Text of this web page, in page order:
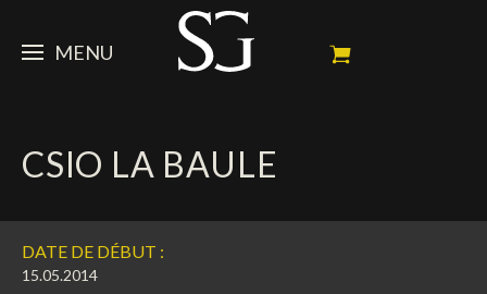
MENU
Portrait
Palmarès
Ambassadeur
ACTUALITÉ
News
Dossiers
CHEVAUX
Mes chevaux de concours
SPONSORS
CSIO LA BAULE
DATE DE DÉBUT :
15.05.2014